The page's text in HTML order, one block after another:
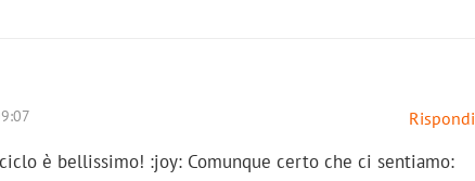
Rispondi
è bellissimo! :joy: Comunque certo che ci sentiamo: